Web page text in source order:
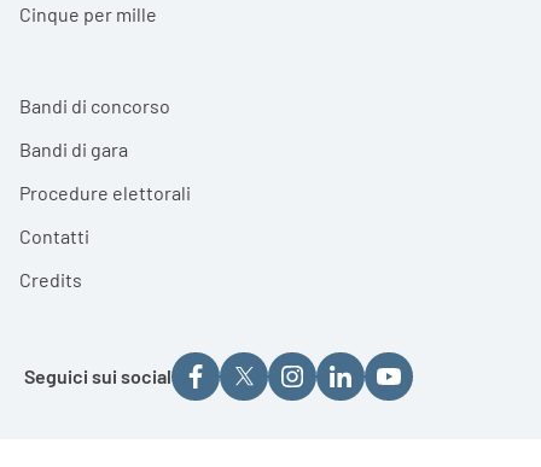
Cinque per mille
Bandi di concorso
Bandi di gara
Procedure elettorali
Contatti
Credits
Seguici sui social